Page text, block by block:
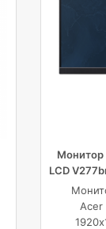
Монитор
LCD
Acer